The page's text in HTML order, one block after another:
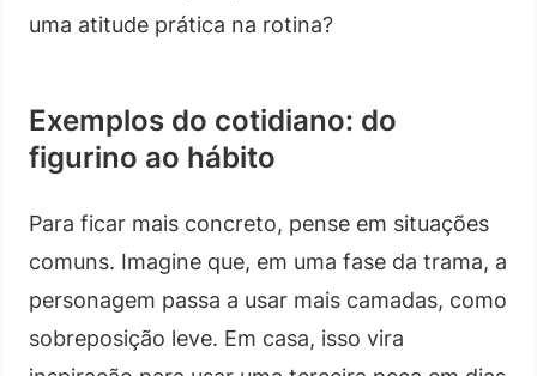
uma atitude prática na rotina?
Exemplos do cotidiano: do
figurino ao hábito
Para ficar mais concreto, pense em situações
comuns. Imagine que, em uma fase da trama, a
personagem passa a usar mais camadas, como
sobreposição leve. Em casa, isso vira